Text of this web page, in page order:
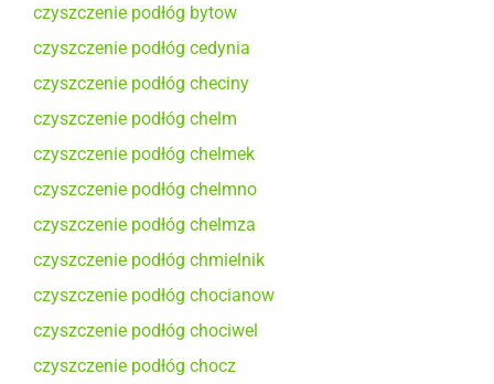
czyszczenie podłóg bytow
czyszczenie podłóg cedynia
czyszczenie podłóg checiny
czyszczenie podłóg chelm
czyszczenie podłóg chelmek
czyszczenie podłóg chelmno
czyszczenie podłóg chelmza
czyszczenie podłóg chmielnik
czyszczenie podłóg chocianow
czyszczenie podłóg chociwel
czyszczenie podłóg chocz